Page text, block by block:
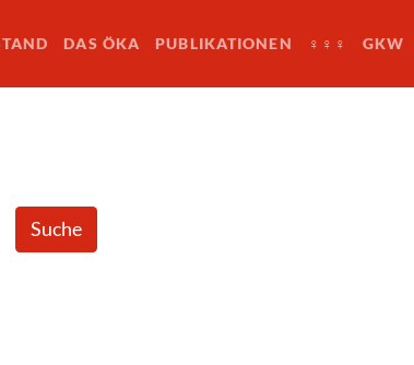
DAS ÖKA PUBLIKATIONEN ♀♀♀ GKW